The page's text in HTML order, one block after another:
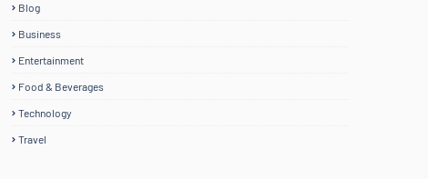
Blog
Business
Entertainment
Food & Beverages
Technology
Travel